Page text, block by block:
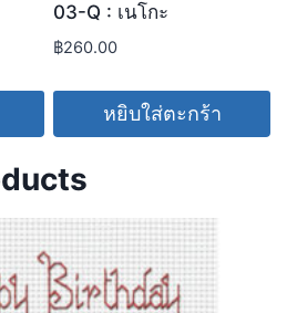
03-Q : เนโกะ
฿260.00
หยิบใส่ตะกร้า